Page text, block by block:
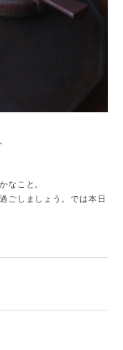
なこと。
ごしましょう。では本日